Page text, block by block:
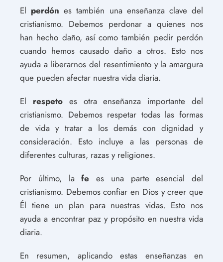
El perdón es también una enseñanza clave del
cristianismo. Debemos perdonar a quienes nos
han hecho daño, así como también pedir perdón
cuando hemos causado daño a otros. Esto nos
ayuda a liberarnos del resentimiento y la amargura
que pueden afectar nuestra vida diaria.
El respetoes otra enseñanza importante del
cristianismo. Debemos respetar todas las formas
de vida y tratar a los demás con dignidad y
consideración. Esto incluye a las personas de
diferentes culturas, razas y religiones.
Por último, lafe es una parte esencial del
cristianismo. Debemos confiar en Dios y creer que
Él tiene un plan para nuestras vidas. Esto nos
ayuda a encontrar paz y propósito en nuestra vida
diaria.
En resumen, aplicando estas enseñanzas en